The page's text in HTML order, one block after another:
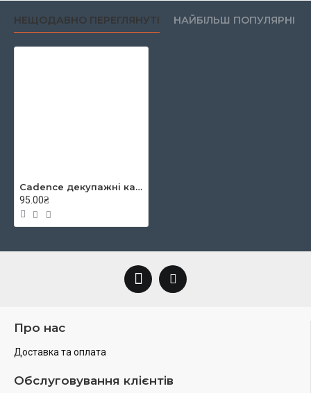
НЕЩОДАВНО ПЕРЕГЛЯНУТІ НАЙБІЛЬШ ПОПУЛЯРНІ
Cadence декупажні карти на рисовому папері Rice Paper Decoupage, А4, №67
95.00₴
Про нас
Доставка та оплата
Обслуговування клієнтів